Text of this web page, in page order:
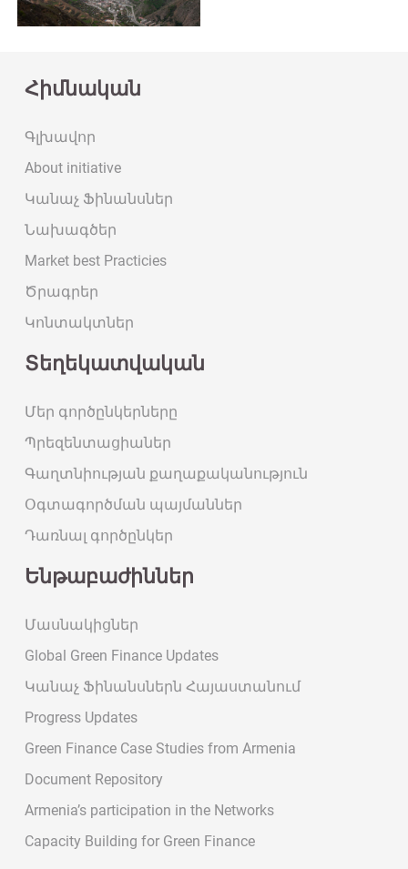
Հիմնական
Գլխավոր
About initiative
Կանաչ Ֆինանսներ
Նախագծեր
Market best Practicies
Ծրագրեր
Կոնտակտներ
Տեղեկատվական
Մեր գործընկերները
Պրեզենտացիաներ
Գաղտնիության քաղաքականություն
Օգտագործման պայմաններ
Դառնալ գործընկեր
Ենթաբաժիններ
Մասնակիցներ
Global Green Finance Updates
Կանաչ Ֆինանսներն Հայաստանում
Progress Updates
Green Finance Case Studies from Armenia
Document Repository
Armenia’s participation in the Networks
Capacity Building for Green Finance